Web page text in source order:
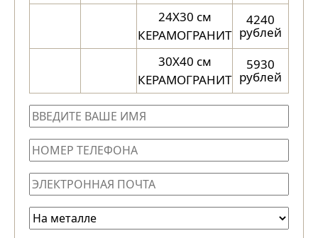
24X30 см
КЕРАМОГРАНИТ
4240
рублей
30X40 см
КЕРАМОГРАНИТ
5930
рублей